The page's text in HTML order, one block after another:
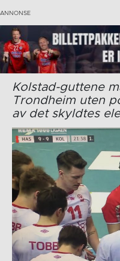
Kolstad-guttene
Trondheim uten
av det skyldtes